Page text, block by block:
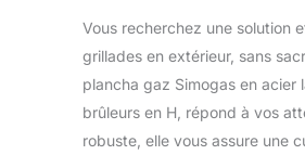
Vous recherchez une solution
grillades en extérieur, sans
plancha gaz Simogas en acier
brûleurs en H, répond à vos
robuste, elle vous assure une